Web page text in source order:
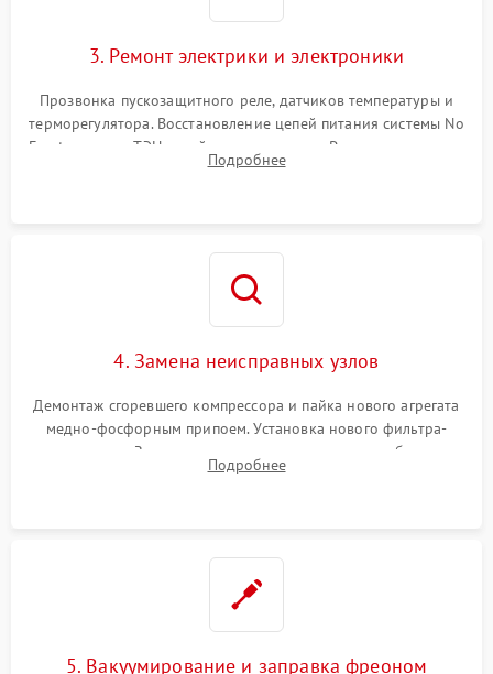
3. Ремонт электрики и электроники
Прозвонка пускозащитного реле, датчиков температуры и
терморегулятора. Восстановление цепей питания системы No
Frost, включая ТЭН оттайки и вентилятор. Ремонт или замена
платы управления при сбоях алгоритмов.
Подробнее
4. Замена неисправных узлов
Демонтаж сгоревшего компрессора и пайка нового агрегата
медно-фосфорным припоем. Установка нового фильтра-
осушителя. Замена изношенных вентиляторов обдува,
сломанных заслонок или поврежденных дверных петель.
Подробнее
5. Вакуумирование и заправка фреоном